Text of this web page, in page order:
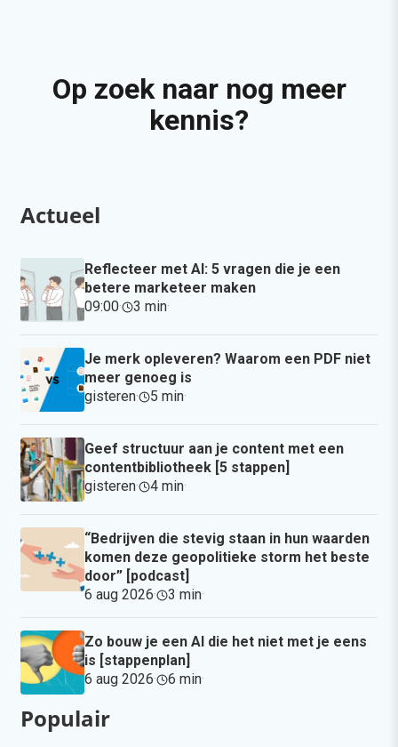
Op zoek naar nog meer
kennis?
Actueel
Reflecteer met AI: 5 vragen die je een
betere marketeer maken
09:00· 3 min·
Je merk opleveren? Waarom een PDF niet
meer genoeg is
gisteren· 5 min·
Geef structuur aan je content met een
contentbibliotheek [5 stappen]
gisteren· 4 min·
“Bedrijven die stevig staan in hun waarden
komen deze geopolitieke storm het beste
door” [podcast]
6 aug 2026· 3 min·
Zo bouw je een AI die het niet met je eens
is [stappenplan]
6 aug 2026· 6 min·
Populair